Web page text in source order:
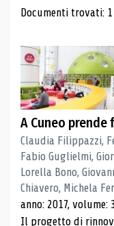
Risultati
Documenti trovati: 1
A Cuneo
Claudia Filippazzi,
Fabio Guglielmi,
Lorella Bono,
Chiavero, Michela
anno: 2017, volume:
Il progetto di